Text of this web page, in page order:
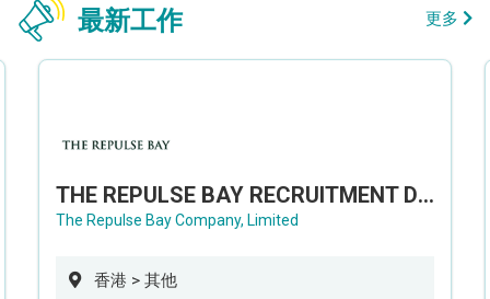
最新工作 更多
THE REPULSE BAY RECRUITMENT DAY 淺水灣影灣園人才招聘會
The Repulse Bay Company, Limited
香港 > 其他